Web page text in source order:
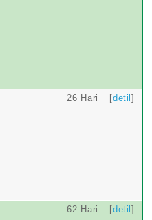
26 Hari [detil]
62 Hari [detil]